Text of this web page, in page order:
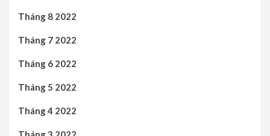
Tháng 8 2022
Tháng 7 2022
Tháng 6 2022
Tháng 5 2022
Tháng 4 2022